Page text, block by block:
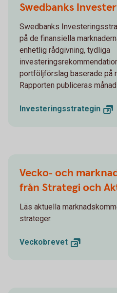
Swedbanks
Swedbanks
på de finansiella
enhetlig rådgivning, tydliga
portföljförslag baserade på
Rapporten publiceras
Investeringsstrategin
Vecko- och
från Strategi och
Läs aktuella
strateger.
Veckobrevet